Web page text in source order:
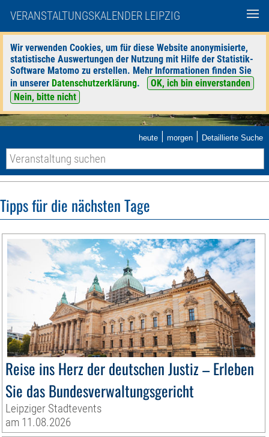
VERANSTALTUNGSKALENDER LEIPZIG
Wir verwenden Cookies, um für diese Website anonymisierte,
statistische Auswertungen der Nutzung mit Hilfe der Statistik-
Software Matomo zu erstellen. Mehr Informationen finden Sie
in unserer Datenschutzerklärung.
OK, ich bin einverstanden
Nein, bitte nicht
heute | morgen | Detaillierte Suche
Tipps für die nächsten Tage
Reise ins Herz der deutschen Justiz – Erleben
Sie das Bundesverwaltungsgericht
Leipziger Stadtevents
am 11.08.2026